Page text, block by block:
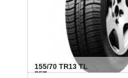
155/70 TR13 TL
75T...